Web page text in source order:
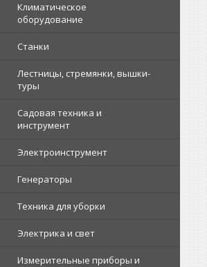
Климатическое
оборудование
Станки
Лестницы, стремянки, вышки-
туры
Садовая техника и
инструмент
Электроинструмент
Генераторы
Техника для уборки
Электрика и свет
Измерительные приборы и